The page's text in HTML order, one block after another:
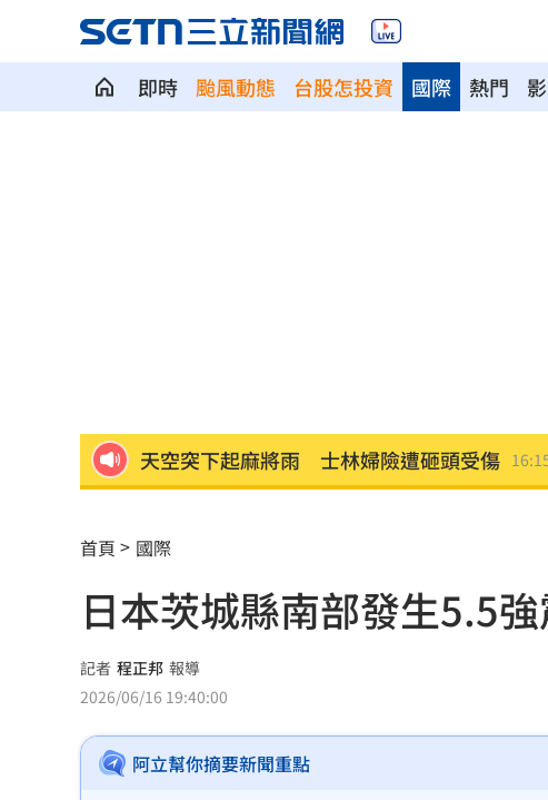
即時 颱風動態 台股怎投資 熱門
國際
天空突下起麻將雨 士林婦險遭砸頭受傷
反指標女神一句話旺宏重摔！網抖：求放過
白海豚會放颱風假？最新暴風圈侵襲率曝光
吉安鄉公所副主任酒駕 突開車門害摔車
前員工虐殺董座封屍 他見煞：有冤屈在哭
白推交通罰款專用公投！綠：可直接處理
首頁 國際
日本茨城縣南部發生5.5
記者 程正邦 報導
2026/06/16 19:40:00
阿立幫你摘要新聞重點